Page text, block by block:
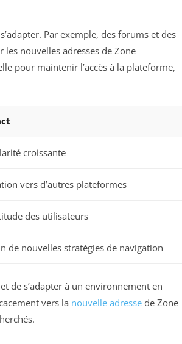
Par exemple, des forums et des
nouvelles adresses de Zone
pour maintenir l’accès à la plateforme,
croissante
vers d’autres plateformes
des utilisateurs
de nouvelles stratégies de navigation
de s’adapter à un environnement en
vers la nouvelle adresse de Zone